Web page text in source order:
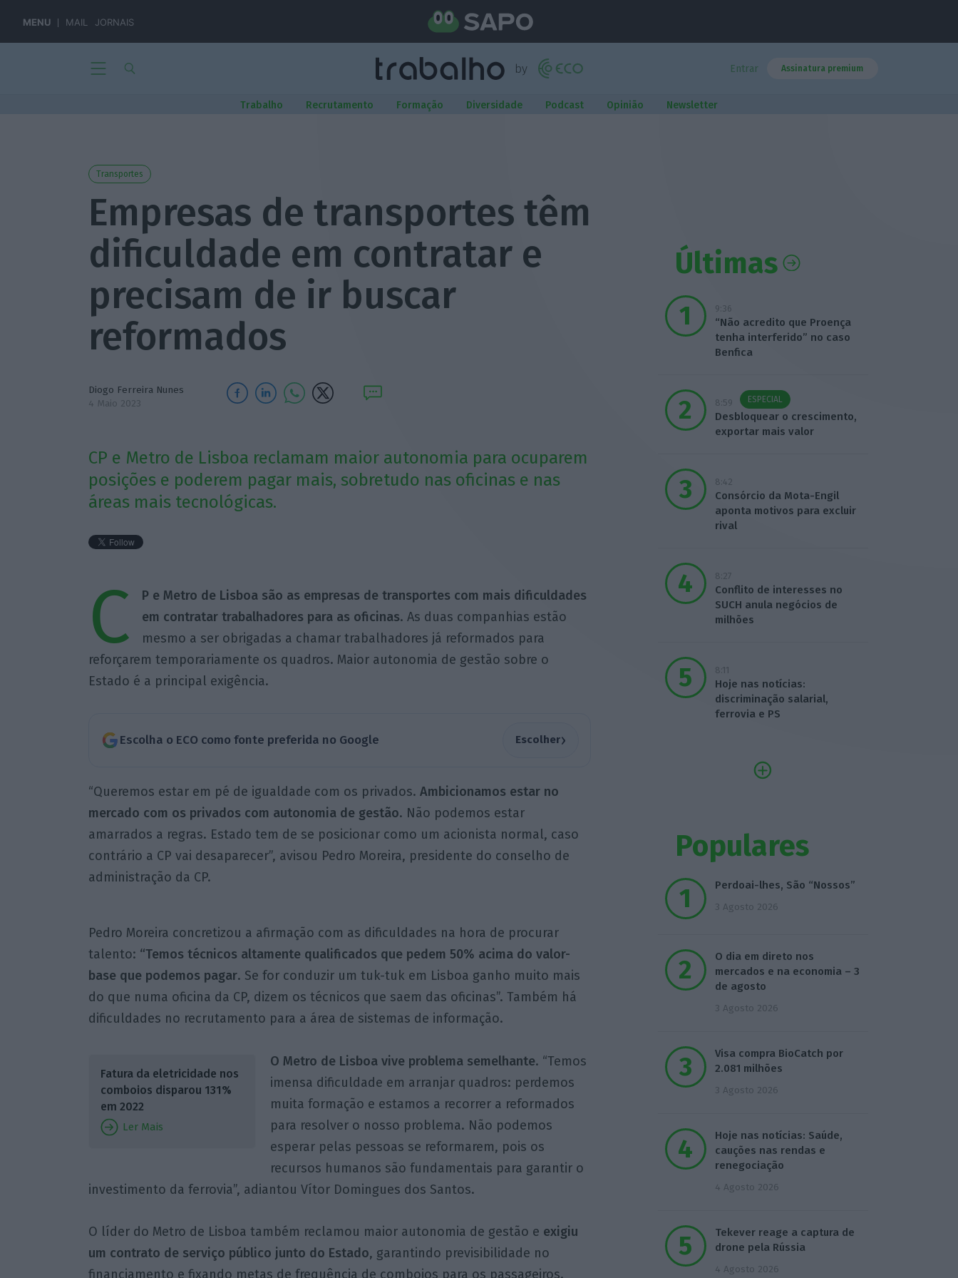
MENU MAIL JORNAIS
Entrar Assinatura premium
Trabalho Recrutamento Formação Diversidade Podcast Opinião Newsletter
Transportes
Empresas de transportes têm
dificuldade em contratar e
precisam de ir buscar
reformados
Diogo Ferreira Nunes
4 Maio 2023
CP e Metro de Lisboa reclamam maior autonomia para ocuparem
posições e poderem pagar mais, sobretudo nas oficinas e nas
áreas mais tecnológicas.
C
P e Metro de Lisboa são as empresas de transportes com mais dificuldades
em contratar trabalhadores para as oficinas. As duas companhias estão
mesmo a ser obrigadas a chamar trabalhadores já reformados para
reforçarem temporariamente os quadros. Maior autonomia de gestão sobre o
Estado é a principal exigência.
Escolha o ECO como fonte preferida no Google Escolher›
“Queremos estar em pé de igualdade com os privados. Ambicionamos estar no
mercado com os privados com autonomia de gestão. Não podemos estar
amarrados a regras. Estado tem de se posicionar como um acionista normal, caso
contrário a CP vai desaparecer”, avisou Pedro Moreira, presidente do conselho de
administração da CP.
Pedro Moreira concretizou a afirmação com as dificuldades na hora de procurar
talento: “Temos técnicos altamente qualificados que pedem 50% acima do valor-
base que podemos pagar. Se for conduzir um tuk-tuk em Lisboa ganho muito mais
do que numa oficina da CP, dizem os técnicos que saem das oficinas”. Também há
dificuldades no recrutamento para a área de sistemas de informação.
Fatura da eletricidade nos
comboios disparou 131%
em 2022
Ler Mais
O Metro de Lisboa vive problema semelhante. “Temos
imensa dificuldade em arranjar quadros: perdemos
muita formação e estamos a recorrer a reformados
para resolver o nosso problema. Não podemos
esperar pelas pessoas se reformarem, pois os
recursos humanos são fundamentais para garantir o
investimento da ferrovia”, adiantou Vítor Domingues dos Santos.
O líder do Metro de Lisboa também reclamou maior autonomia de gestão e exigiu
um contrato de serviço público junto do Estado, garantindo previsibilidade no
financiamento e fixando metas de frequência de comboios para os passageiros.
Últimas
9:36
“Não acredito que Proença
tenha interferido” no caso
Benfica
8:59 ESPECIAL
Desbloquear o crescimento,
exportar mais valor
8:42
Consórcio da Mota-Engil
aponta motivos para excluir
rival
8:27
Conflito de interesses no
SUCH anula negócios de
milhões
8:11
Hoje nas notícias:
discriminação salarial,
ferrovia e PS
Populares
Perdoai-lhes, São “Nossos”
3 Agosto 2026
O dia em direto nos
mercados e na economia – 3
de agosto
3 Agosto 2026
Visa compra BioCatch por
2.081 milhões
3 Agosto 2026
Hoje nas notícias: Saúde,
cauções nas rendas e
renegociação
4 Agosto 2026
Tekever reage a captura de
drone pela Rússia
4 Agosto 2026